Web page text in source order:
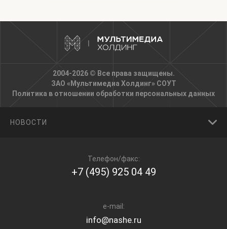
2004-2026 © Все права защищены.
ЗАО «Мультимедиа Холдинг» СОУТ
Политика в отношении обработки персональных данных
НОВОСТИ
Телефон/факс:
+7 (495) 925 04 49
e-mail:
info@nashe.ru